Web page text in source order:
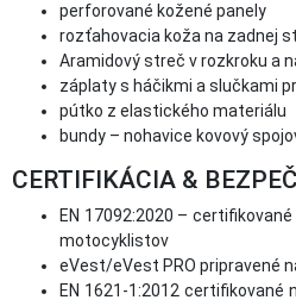
perforované kožené panely
rozťahovacia koža na zadnej
Aramidový streč v rozkroku a
záplaty s háčikmi a slučkami
pútko z elastického materiálu
bundy – nohavice kovový
CERTIFIKÁCIA &
EN 17092:2020 –
motocyklistov
eVest/eVest PRO pripravené
EN 1621-1:2012 certifikované